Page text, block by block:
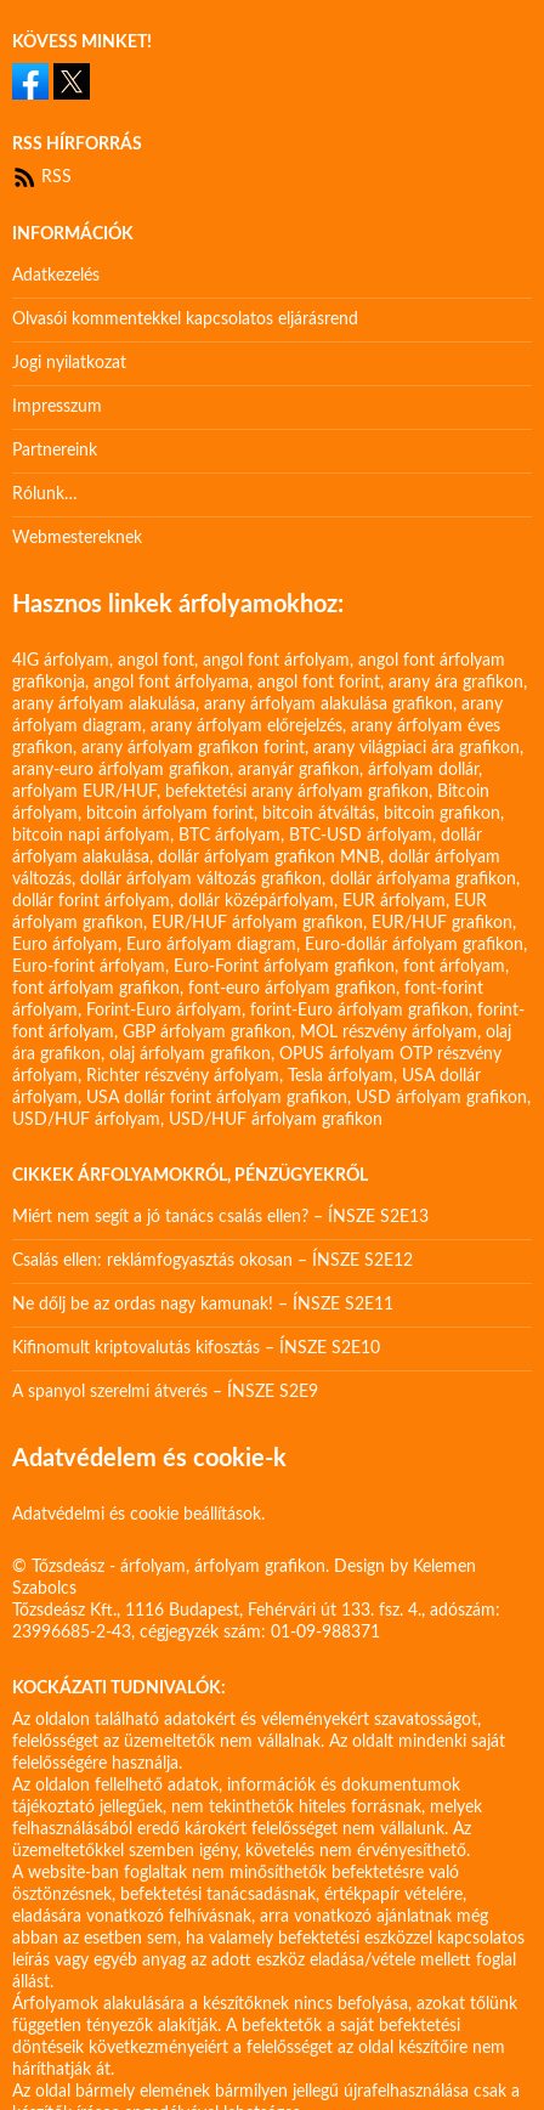
KÖVESS MINKET!
RSS HÍRFORRÁS
RSS
INFORMÁCIÓK
Adatkezelés
Olvasói kommentekkel kapcsolatos eljárásrend
Jogi nyilatkozat
Impresszum
Partnereink
Rólunk…
Webmestereknek
Hasznos linkek árfolyamokhoz:
4IG árfolyam, angol font, angol font árfolyam, angol font árfolyam
grafikonja, angol font árfolyama, angol font forint, arany ára grafikon,
arany árfolyam alakulása, arany árfolyam alakulása grafikon, arany
árfolyam diagram, arany árfolyam előrejelzés, arany árfolyam éves
grafikon, arany árfolyam grafikon forint, arany világpiaci ára grafikon,
arany-euro árfolyam grafikon, aranyár grafikon, árfolyam dollár,
arfolyam EUR/HUF, befektetési arany árfolyam grafikon, Bitcoin
árfolyam, bitcoin árfolyam forint, bitcoin átváltás, bitcoin grafikon,
bitcoin napi árfolyam, BTC árfolyam, BTC-USD árfolyam, dollár
árfolyam alakulása, dollár árfolyam grafikon MNB, dollár árfolyam
változás, dollár árfolyam változás grafikon, dollár árfolyama grafikon,
dollár forint árfolyam, dollár középárfolyam, EUR árfolyam, EUR
árfolyam grafikon, EUR/HUF árfolyam grafikon, EUR/HUF grafikon,
Euro árfolyam, Euro árfolyam diagram, Euro-dollár árfolyam grafikon,
Euro-forint árfolyam, Euro-Forint árfolyam grafikon, font árfolyam,
font árfolyam grafikon, font-euro árfolyam grafikon, font-forint
árfolyam, Forint-Euro árfolyam, forint-Euro árfolyam grafikon, forint-
font árfolyam, GBP árfolyam grafikon, MOL részvény árfolyam, olaj
ára grafikon, olaj árfolyam grafikon, OPUS árfolyam OTP részvény
árfolyam, Richter részvény árfolyam, Tesla árfolyam, USA dollár
árfolyam, USA dollár forint árfolyam grafikon, USD árfolyam grafikon,
USD/HUF árfolyam, USD/HUF árfolyam grafikon
CIKKEK ÁRFOLYAMOKRÓL, PÉNZÜGYEKRŐL
Miért nem segít a jó tanács csalás ellen? – ÍNSZE S2E13
Csalás ellen: reklámfogyasztás okosan – ÍNSZE S2E12
Ne dőlj be az ordas nagy kamunak! – ÍNSZE S2E11
Kifinomult kriptovalutás kifosztás – ÍNSZE S2E10
A spanyol szerelmi átverés – ÍNSZE S2E9
Adatvédelem és cookie-k
Adatvédelmi és cookie beállítások.
© Tőzsdeász - árfolyam, árfolyam grafikon. Design by Kelemen
Szabolcs
Tőzsdeász Kft., 1116 Budapest, Fehérvári út 133. fsz. 4., adószám:
23996685-2-43, cégjegyzék szám: 01-09-988371
KOCKÁZATI TUDNIVALÓK:
Az oldalon található adatokért és véleményekért szavatosságot,
felelősséget az üzemeltetők nem vállalnak. Az oldalt mindenki saját
felelősségére használja.
Az oldalon fellelhető adatok, információk és dokumentumok
tájékoztató jellegűek, nem tekinthetők hiteles forrásnak, melyek
felhasználásából eredő károkért felelősséget nem vállalunk. Az
üzemeltetőkkel szemben igény, követelés nem érvényesíthető.
A website-ban foglaltak nem minősíthetők befektetésre való
ösztönzésnek, befektetési tanácsadásnak, értékpapír vételére,
eladására vonatkozó felhívásnak, arra vonatkozó ajánlatnak még
abban az esetben sem, ha valamely befektetési eszközzel kapcsolatos
leírás vagy egyéb anyag az adott eszköz eladása/vétele mellett foglal
állást.
Árfolyamok alakulására a készítőknek nincs befolyása, azokat tőlünk
független tényezők alakítják. A befektetők a saját befektetési
döntéseik következményeiért a felelősséget az oldal készítőire nem
háríthatják át.
Az oldal bármely elemének bármilyen jellegű újrafelhasználása csak a